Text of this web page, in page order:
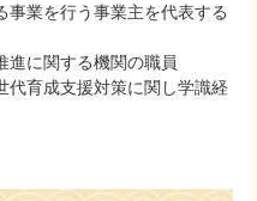
事業を行う事業主を代表する
進に関する機関の職員
代育成支援対策に関し学識経